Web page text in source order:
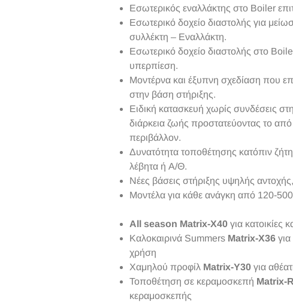
Εσωτερικός εναλλάκτης στο Boiler
Εσωτερικό δοχείο διαστολής για
συλλέκτη – Εναλλάκτη.
Εσωτερικό δοχείο διαστολής στο
υπερπίεση.
Μοντέρνα και έξυπνη σχεδίαση που
στην βάση στήριξης.
Ειδική κατασκευή χωρίς συνδέσεις
διάρκεια ζωής προστατεύοντας το
περιβάλλον.
Δυνατότητα τοποθέτησης κατόπιν
λέβητα ή Α/Θ.
Νέες βάσεις στήριξης υψηλής
Μοντέλα για κάθε ανάγκη από 120-
All season Matrix-X40 για κατοικίες
Καλοκαιρινά Summers Matrix-X36
χρήση
Χαμηλού προφίλ Matrix-Y30 για
Τοποθέτηση σε κεραμοσκεπή Matrix-R
κεραμοσκεπής